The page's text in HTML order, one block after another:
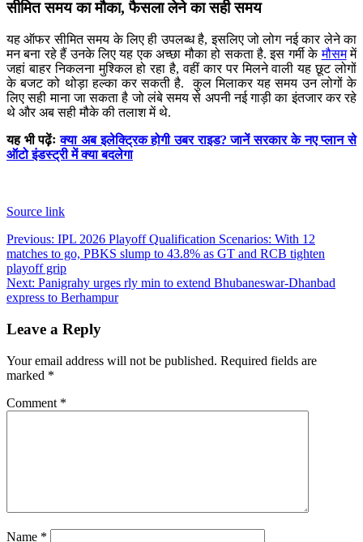
सीमित समय का मौका, फैसला लेने का सही समय
यह ऑफर सीमित समय के लिए ही उपलब्ध है, इसलिए जो लोग नई कार लेने का
मन बना रहे हैं उनके लिए यह एक अच्छा मौका हो सकता है. इस गर्मी केमौसममें
जहां बाहर निकलना मुश्किल हो रहा है, वहीं कार पर मिलने वाली यह छूट लोगों
के बजट को थोड़ा हल्का कर सकती है. कुल मिलाकर यह समय उन लोगों के
लिए सही माना जा सकता है जो लंबे समय से अपनी नई गाड़ी का इंतजार कर रहे
थे और अब सही मौके की तलाश में थे.
यह भी पढ़ेंःक्या अब इलेक्ट्रिक होगी उबर राइड? जानें सरकार के नए प्लान से
ऑटो इंडस्ट्री में क्या बदलेगा
Source link
Post
navigation
Previous: IPL 2026 Playoff Qualification Scenarios: With 12
matches to go, PBKS slump to 43.8% as GT and RCB tighten
playoff grip
Next: Panigrahy urges rly min to extend Bhubaneswar-Dhanbad
express to Berhampur
Leave a Reply
Your email address will not be published. Required fields are
marked *
Comment *
Name *